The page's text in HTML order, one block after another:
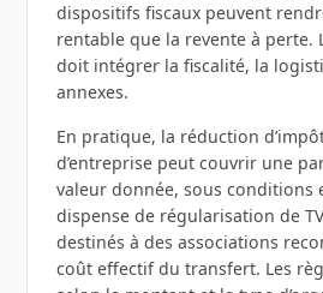
dispositifs fiscaux peuvent
rentable que la revente à perte.
doit intégrer la fiscalité, la
annexes.
En pratique, la réduction
d’entreprise peut couvrir une
valeur donnée, sous conditions
dispense de régularisation de
destinés à des associations
coût effectif du transfert. Les